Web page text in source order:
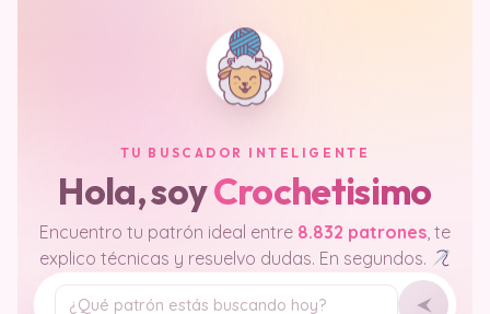
TU BUSCADOR INTELIGENTE
Hola, soyCrochetisimo
Encuentro tu patrón ideal entre 8.832 patrones, te
explico técnicas y resuelvo dudas. En segundos.